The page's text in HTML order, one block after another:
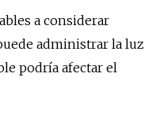
a considerar
administrar la luz
podría afectar el